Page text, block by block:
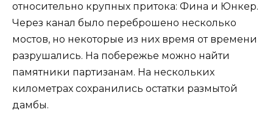
относительно крупных притока: Фина и Юнкер.
Через канал было переброшено несколько
мостов, но некоторые из них время от времени
разрушались. На побережье можно найти
памятники партизанам. На нескольких
километрах сохранились остатки размытой
дамбы.